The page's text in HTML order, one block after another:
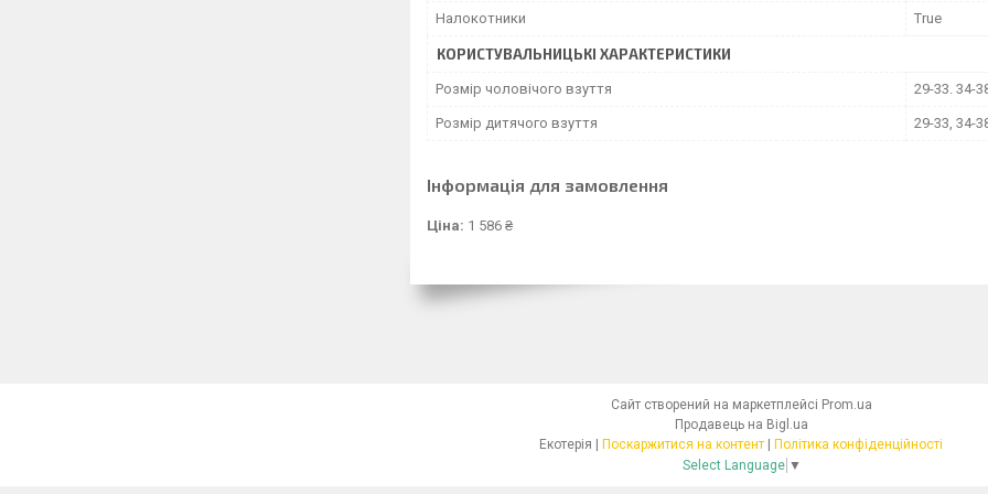
Налокотники True
КОРИСТУВАЛЬНИЦЬКІ ХАРАКТЕРИСТИКИ
Розмір чоловічого взуття 29-33. 34-
Розмір дитячого взуття 29-33, 34-
Інформація для замовлення
Ціна: 1 586 ₴
Сайт створений на маркетплейсі Prom.ua
Продавець на Bigl.ua
Поскаржитися на контент
Політика конфіденційності
Select Language ▼